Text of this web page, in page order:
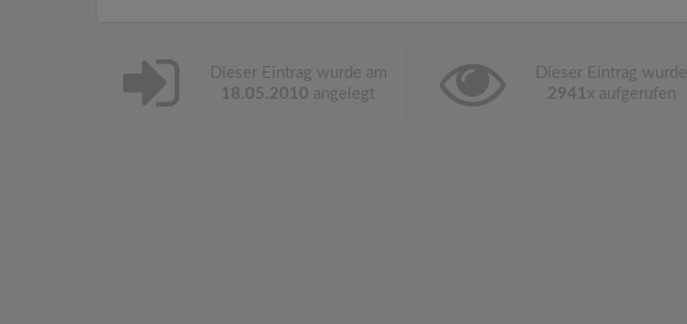
Dieser Eintrag wurde am
18.05.2010 angelegt
Dieser Eintrag wurde
2941 x aufgerufen